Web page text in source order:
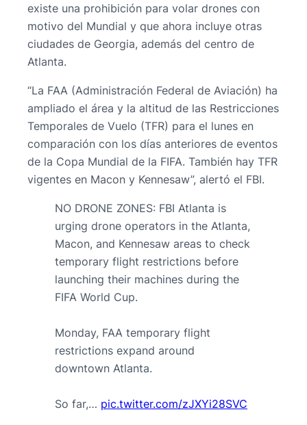
existe una prohibición para volar drones con
motivo del Mundial y que ahora incluye otras
ciudades de Georgia, además del centro de
Atlanta.
“La FAA (Administración Federal de Aviación) ha
ampliado el área y la altitud de las Restricciones
Temporales de Vuelo (TFR) para el lunes en
comparación con los días anteriores de eventos
de la Copa Mundial de la FIFA. También hay TFR
vigentes en Macon y Kennesaw”, alertó el FBI.
NO DRONE ZONES: FBI Atlanta is
urging drone operators in the Atlanta,
Macon, and Kennesaw areas to check
temporary flight restrictions before
launching their machines during the
FIFA World Cup.
Monday, FAA temporary flight
restrictions expand around
downtown Atlanta.
So far,… pic.twitter.com/zJXYi28SVC